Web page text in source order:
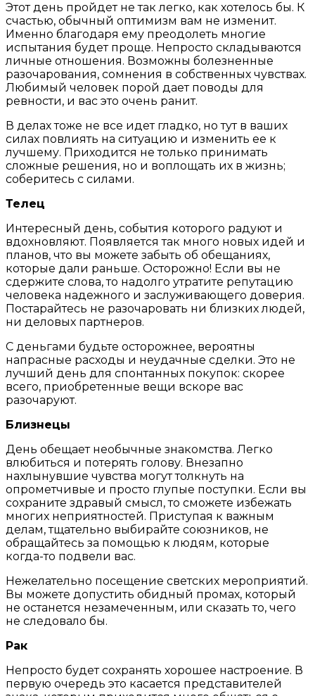
Этот день пройдет не так легко, как хотелось бы. К
счастью, обычный оптимизм вам не изменит.
Именно благодаря ему преодолеть многие
испытания будет проще. Непросто складываются
личные отношения. Возможны болезненные
разочарования, сомнения в собственных чувствах.
Любимый человек порой дает поводы для
ревности, и вас это очень ранит.
В делах тоже не все идет гладко, но тут в ваших
силах повлиять на ситуацию и изменить ее к
лучшему. Приходится не только принимать
сложные решения, но и воплощать их в жизнь;
соберитесь с силами.
Телец
Интересный день, события которого радуют и
вдохновляют. Появляется так много новых идей и
планов, что вы можете забыть об обещаниях,
которые дали раньше. Осторожно! Если вы не
сдержите слова, то надолго утратите репутацию
человека надежного и заслуживающего доверия.
Постарайтесь не разочаровать ни близких людей,
ни деловых партнеров.
С деньгами будьте осторожнее, вероятны
напрасные расходы и неудачные сделки. Это не
лучший день для спонтанных покупок: скорее
всего, приобретенные вещи вскоре вас
разочаруют.
Близнецы
День обещает необычные знакомства. Легко
влюбиться и потерять голову. Внезапно
нахлынувшие чувства могут толкнуть на
опрометчивые и просто глупые поступки. Если вы
сохраните здравый смысл, то сможете избежать
многих неприятностей. Приступая к важным
делам, тщательно выбирайте союзников, не
обращайтесь за помощью к людям, которые
когда-то подвели вас.
Нежелательно посещение светских мероприятий.
Вы можете допустить обидный промах, который
не останется незамеченным, или сказать то, чего
не следовало бы.
Рак
Непросто будет сохранять хорошее настроение. В
первую очередь это касается представителей